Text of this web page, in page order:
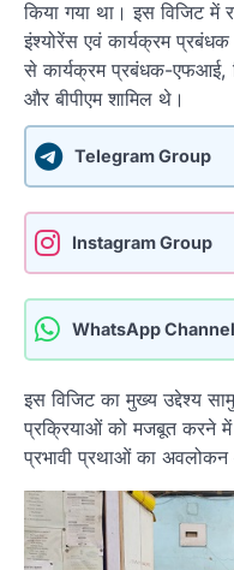
किया गया था। इस विजिट में
इंश्योरेंस एवं कार्यक्रम
से कार्यक्रम प्रबंधक-
और बीपीएम शामिल थे।
Telegram Group
Instagram Group
WhatsApp Channel
इस विजिट का मुख्य उद्देश्य
प्रक्रियाओं को मजबूत करने
प्रभावी प्रथाओं का